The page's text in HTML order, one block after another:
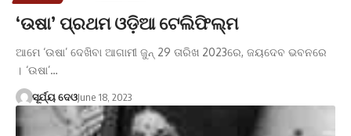
‘ଉଷା’ ପ୍ରଥମ ଓଡ଼ିଆ ଟେଲିଫିଲ୍ମ
ଆମେ ‘ଉଷା’ ଦେଖିବା ଆଗାମୀ ଜୁନ୍ 29 ତାରିଖ 2023ରେ, ଜୟଦେବ ଭବନରେ
। ‘ଉଷା’…
ସୂର୍ଯ୍ୟ ଦେଓJune 18, 2023